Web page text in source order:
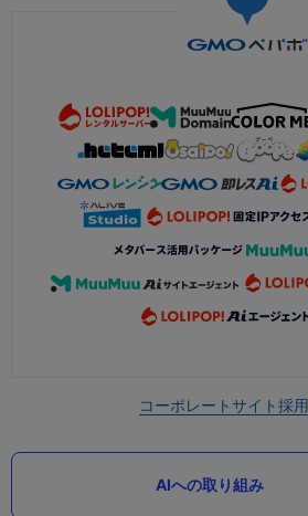
コーポレートサイト採
AIへの取り組み